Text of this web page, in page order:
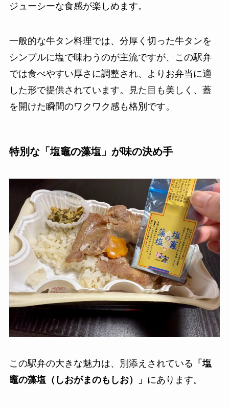
ジューシーな食感が楽しめます。
一般的な牛タン料理では、分厚く切った牛タンを
シンプルに塩で味わうのが主流ですが、この駅弁
では食べやすい厚さに調整され、よりお弁当に適
した形で提供されています。見た目も美しく、蓋
を開けた瞬間のワクワク感も格別です。
特別な「塩竈の藻塩」が味の決め手
この駅弁の大きな魅力は、別添えされている 「塩
竈の藻塩（しおがまのもしお）」 にあります。